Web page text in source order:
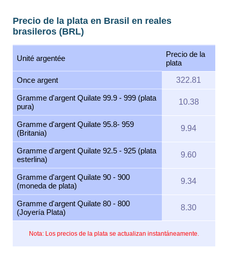
Precio de la plata en Brasil en reales
brasileros (BRL)
Unité argentée
Precio de la
plata
Nota: Los precios de la plata se actualizan instantáneamente.
Once argent 322.81
Gramme d'argent Quilate 99.9 - 999 (plata
pura)
10.38
Gramme d'argent Quilate 95.8- 959
(Britania)
9.94
Gramme d'argent Quilate 92.5 - 925 (plata
esterlina)
9.60
Gramme d'argent Quilate 90 - 900
(moneda de plata)
9.34
Gramme d'argent Quilate 80 - 800
(Joyería Plata)
8.30